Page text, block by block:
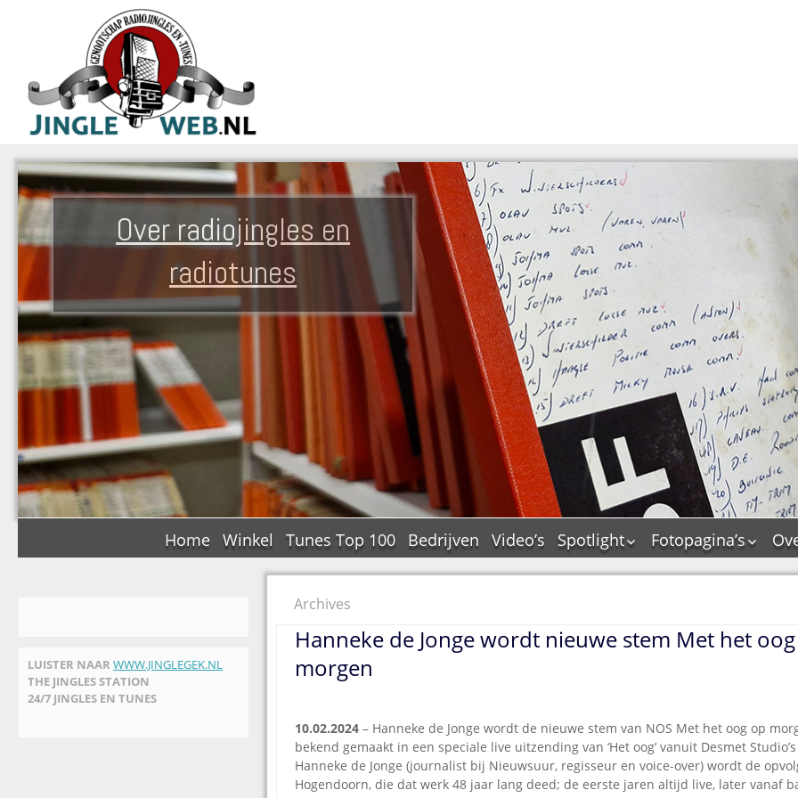
Over radiojingles en
radiotunes
Home Winkel Tunes Top 100 Bedrijven Video’s
Spotlight
De Tourflitsjingle –
Dallas jingle city
Ferry Maat interview
Jingle Awards
Jingle NIEUW
Fotopagina’s
JAM in pictures
Pepper & Tanner in
Dik Voormekaar in
foto’s
LUISTER NAAR WWW.JINGLEGEK.NL
THE JINGLES STATION
24/7 JINGLES EN TUNES
Archives
Hanneke de Jonge wordt nieuwe stem Met het
morgen
10.02.2024 – Hanneke de Jonge wordt de nieuwe stem van NOS Met het oog op
bekend gemaakt in een speciale live uitzending van ‘Het oog’ vanuit Desmet
Hanneke de Jonge (journalist bij Nieuwsuur, regisseur en voice-over) wordt de
Hogendoorn, die dat werk 48 jaar lang deed; de eerste jaren altijd live, later vanaf